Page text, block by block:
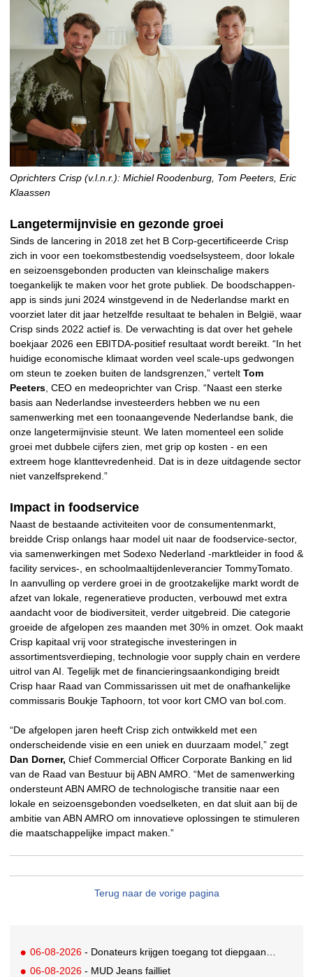
Oprichters Crisp (v.l.n.r.): Michiel Roodenburg, Tom Peeters, Eric
Klaassen
Langetermijnvisie en gezonde groei
Sinds de lancering in 2018 zet het B Corp-gecertificeerde Crisp
zich in voor een toekomstbestendig voedselsysteem, door lokale
en seizoensgebonden producten van kleinschalige makers
toegankelijk te maken voor het grote publiek. De boodschappen-
app is sinds juni 2024 winstgevend in de Nederlandse markt en
voorziet later dit jaar hetzelfde resultaat te behalen in België, waar
Crisp sinds 2022 actief is. De verwachting is dat over het gehele
boekjaar 2026 een EBITDA-positief resultaat wordt bereikt. “In het
huidige economische klimaat worden veel scale-ups gedwongen
om steun te zoeken buiten de landsgrenzen,” vertelt Tom
Peeters , CEO en medeoprichter van Crisp. “Naast een sterke
basis aan Nederlandse investeerders hebben we nu een
samenwerking met een toonaangevende Nederlandse bank, die
onze langetermijnvisie steunt. We laten momenteel een solide
groei met dubbele cijfers zien, met grip op kosten - en een
extreem hoge klanttevredenheid. Dat is in deze uitdagende sector
niet vanzelfsprekend.”
Impact in foodservice
Naast de bestaande activiteiten voor de consumentenmarkt,
breidde Crisp onlangs haar model uit naar de foodservice-sector,
via samenwerkingen met Sodexo Nederland -marktleider in food &
facility services-, en schoolmaaltijdenleverancier TommyTomato.
In aanvulling op verdere groei in de grootzakelijke markt wordt de
afzet van lokale, regeneratieve producten, verbouwd met extra
aandacht voor de biodiversiteit, verder uitgebreid. Die categorie
groeide de afgelopen zes maanden met 30% in omzet. Ook maakt
Crisp kapitaal vrij voor strategische investeringen in
assortimentsverdieping, technologie voor supply chain en verdere
uitrol van AI. Tegelijk met de financieringsaankondiging breidt
Crisp haar Raad van Commissarissen uit met de onafhankelijke
commissaris Boukje Taphoorn, tot voor kort CMO van bol.com.
“De afgelopen jaren heeft Crisp zich ontwikkeld met een
onderscheidende visie en een uniek en duurzaam model,” zegt
Dan Dorner, Chief Commercial Officer Corporate Banking en lid
van de Raad van Bestuur bij ABN AMRO. “Met de samenwerking
ondersteunt ABN AMRO de technologische transitie naar een
lokale en seizoensgebonden voedselketen, en dat sluit aan bij de
ambitie van ABN AMRO om innovatieve oplossingen te stimuleren
die maatschappelijke impact maken.”
Terug naar de vorige pagina
06-08-2026 - Donateurs krijgen toegang tot diepgaandere informatie over goede doelen
06-08-2026 - MUD Jeans failliet